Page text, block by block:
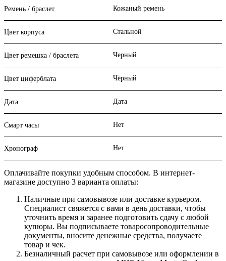
Ремень / браслет Кожаный ремень
Цвет корпуса Стальной
Цвет ремешка / браслета Черный
Цвет циферблата Чёрный
Дата Дата
Смарт часы Нет
Хронограф Нет
Оплачивайте покупки удобным способом. В интернет-
магазине доступно 3 варианта оплаты:
Наличные при самовывозе или доставке курьером.
Специалист свяжется с вами в день доставки, чтобы
уточнить время и заранее подготовить сдачу с любой
купюры. Вы подписываете товаросопроводительные
документы, вносите денежные средства, получаете
товар и чек.
Безналичный расчет при самовывозе или оформлении в